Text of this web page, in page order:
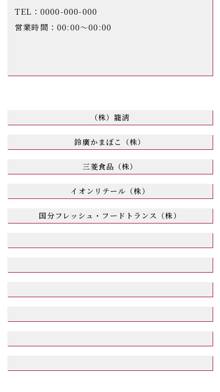
TEL：0000-000-000
営業時間：00:00〜00:00
（株）籠淸
鈴廣かまぼこ（株）
三菱食品（株）
イオンリテール（株）
国分フレッシュ・フードトランス（株）